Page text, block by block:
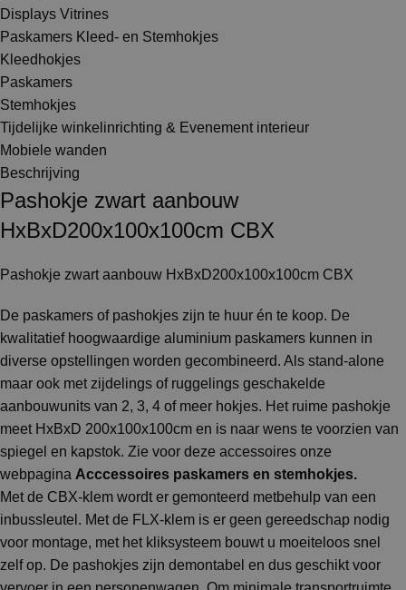
Displays Vitrines
Paskamers Kleed- en Stemhokjes
Kleedhokjes
Paskamers
Stemhokjes
Tijdelijke winkelinrichting & Evenement interieur
Mobiele wanden
Beschrijving
Pashokje zwart aanbouw
HxBxD200x100x100cm CBX
Pashokje zwart aanbouw HxBxD200x100x100cm CBX
De paskamers of pashokjes zijn te huur én te koop. De
kwalitatief hoogwaardige aluminium paskamers kunnen in
diverse opstellingen worden gecombineerd. Als stand-alone
maar ook met zijdelings of ruggelings geschakelde
aanbouwunits van 2, 3, 4 of meer hokjes. Het ruime pashokje
meet HxBxD 200x100x100cm en is naar wens te voorzien van
spiegel en kapstok. Zie voor deze accessoires onze
webpagina Acccessoires paskamers en stemhokjes.
Met de CBX-klem wordt er gemonteerd metbehulp van een
inbussleutel. Met de FLX-klem is er geen gereedschap nodig
voor montage, met het kliksysteem bouwt u moeiteloos snel
zelf op. De pashokjes zijn demontabel en dus geschikt voor